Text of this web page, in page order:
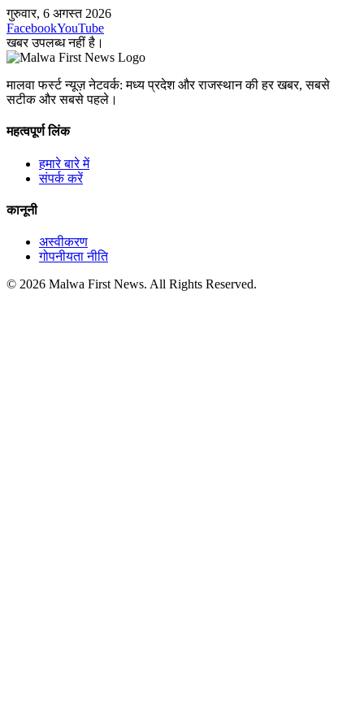
गुरुवार, 6 अगस्त 2026
FacebookYouTube
खबर उपलब्ध नहीं है।
मालवा फर्स्ट न्यूज़ नेटवर्क: मध्य प्रदेश और राजस्थान की हर खबर, सबसे
सटीक और सबसे पहले।
महत्वपूर्ण लिंक
हमारे बारे में
संपर्क करें
कानूनी
अस्वीकरण
गोपनीयता नीति
© 2026 Malwa First News. All Rights Reserved.